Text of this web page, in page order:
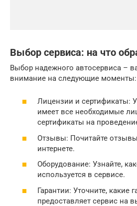
Выбор сервиса: на что
Выбор надежного автосервиса –
внимание на следующие моменты:
Лицензии и сертификаты:
имеет все необходимые
сертификаты на
Отзывы: Почитайте
интернете.
Оборудование: Узнайте,
используется в сервисе.
Гарантии: Уточните, какие
предоставляет сервис на